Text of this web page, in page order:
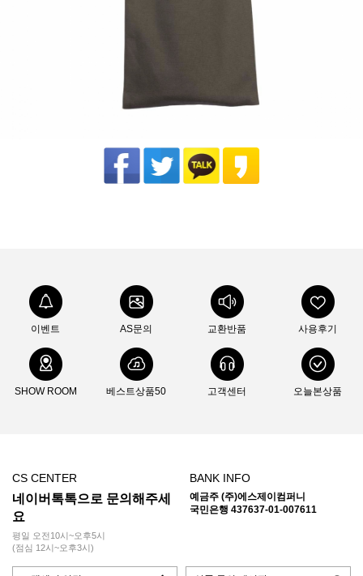
이벤트 AS문의 교환반품 사용후기
SHOW ROOM 베스트상품50 고객센터 오늘본상품
CS CENTER
네이버톡톡으로 문의해주세
요
평일 오전10시~오후5시
(점심 12시~오후3시)
BANK INFO
예금주 (주)에스제이컴퍼니
국민은행 437637-01-007611